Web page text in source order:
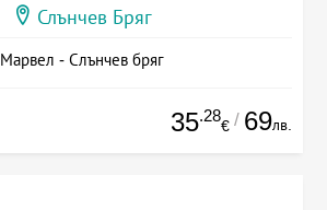
Слънчев Бряг
Марвел - Слънчев бряг
35.28
€ / 69лв.